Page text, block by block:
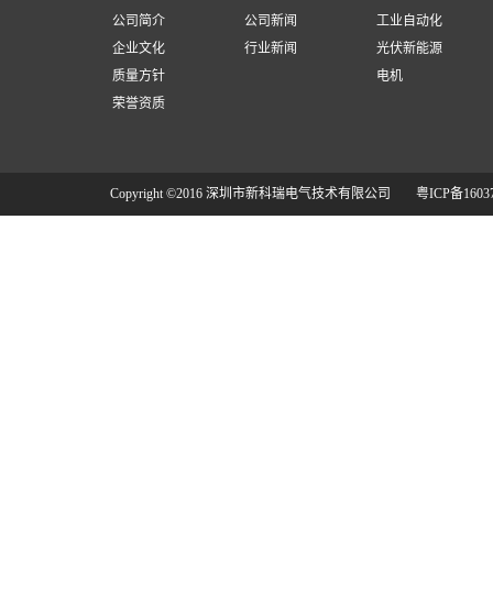
公司简介
企业文化
质量方针
荣誉资质
公司新闻
行业新闻
工业自动化
光伏新能源
电机
Copyright ©2016 深圳市新科瑞电气技术有限公司 粤ICP备